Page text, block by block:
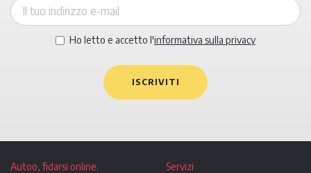
Ho letto e accetto l'informativa sulla privacy
ISCRIVITI
Autoo, fidarsi online. Servizi